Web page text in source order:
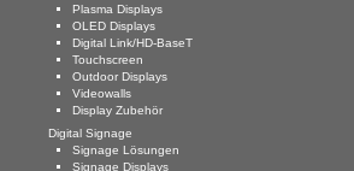
Plasma Displays
OLED Displays
Digital Link/HD-BaseT
Touchscreen
Outdoor Displays
Videowalls
Display Zubehör
Digital Signage
Signage Lösungen
Signage Displays